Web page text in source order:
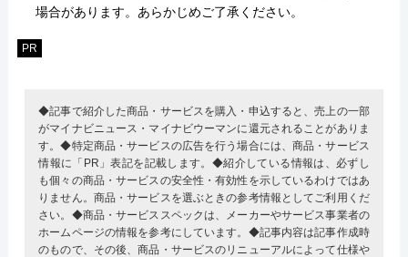
場合があります。あらかじめご了承ください。
PR
◆記事で紹介した商品・サービスを購入・申込すると、売上の一部
がマイナビニュース・マイナビウーマンに還元されることがありま
す。◆特定商品・サービスの広告を行う場合には、商品・サービス
情報に「PR」表記を記載します。◆紹介している情報は、必ずし
も個々の商品・サービスの安全性・有効性を示しているわけではあ
りません。商品・サービスを選ぶときの参考情報としてご利用くだ
さい。◆商品・サービススペックは、メーカーやサービス事業者の
ホームページの情報を参考にしています。◆記事内容は記事作成時
のもので、その後、商品・サービスのリニューアルによって仕様や